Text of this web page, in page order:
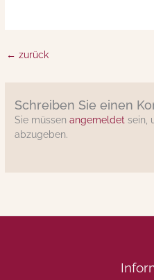
← zurück
Schreiben Sie einen
Sie müssenangemeldet sein,
abzugeben.